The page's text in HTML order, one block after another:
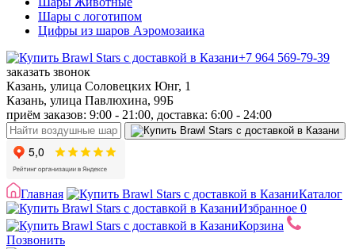
Шары с логотипом
Цифры из шаров Аэромозаика
+7 964 569-79-39
заказать звонок
Казань, улица Соловецких Юнг, 1
Казань, улица Павлюхина, 99Б
приём заказов: 9:00 - 21:00, доставка: 6:00 - 24:00
Главная
Каталог
Избранное 0
Корзина
Позвонить